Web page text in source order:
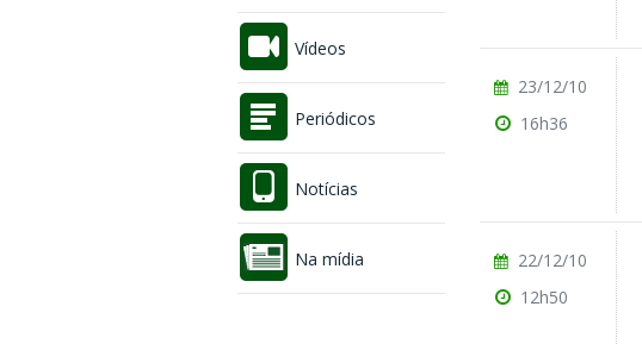
Vídeos
Periódicos
Notícias
Na mídia
23/12/10
16h36
22/12/10
12h50